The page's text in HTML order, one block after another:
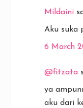
Mildaini
Aku suka
6 March
@fitzata
ya
aku dari